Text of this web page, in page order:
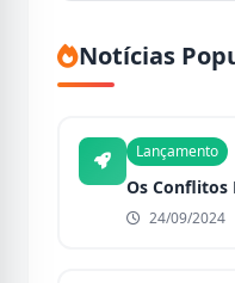
Notícias
Lançamento
Os Conflitos
24/09/2024